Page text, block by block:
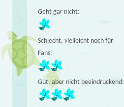
Geht gar nicht:
Schlecht, vielleicht noch für
Fans:
Gut, aber nicht beeindruckend: